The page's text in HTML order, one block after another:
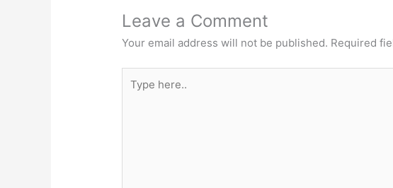
Leave a Comment
Your email address will not be published. Required
here..